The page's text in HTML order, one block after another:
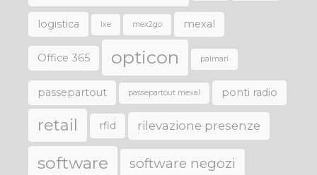
logistica lxe mex2go mexal
Office 365 opticon palmari
passepartout passepartout mexal ponti radio
retail rfid rilevazione presenze
software software negozi